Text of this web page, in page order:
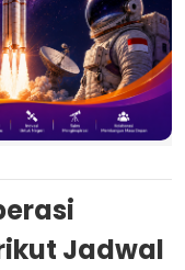
Jadwal